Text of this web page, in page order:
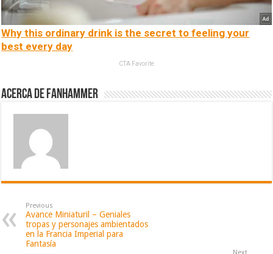
Why this ordinary drink is the secret to feeling your
best every day
CTA Favorite
Acerca de fanhammer
Previous
Avance Miniaturil – Geniales
tropas y personajes ambientados
en la Francia Imperial para
Fantasía
Next